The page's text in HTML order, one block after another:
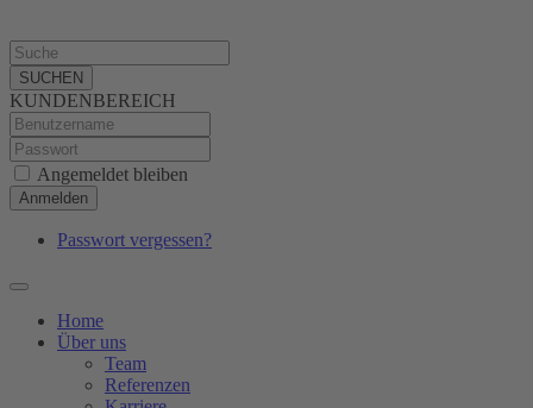
SUCHEN
KUNDENBEREICH
Angemeldet bleiben
Anmelden
Passwort vergessen?
Home
Über uns
Team
Referenzen